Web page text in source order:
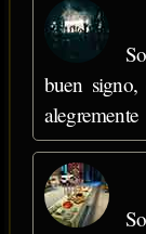
buen signo,